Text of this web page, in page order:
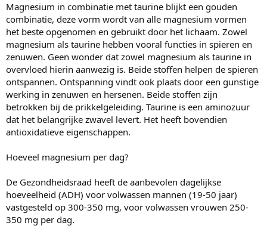
Magnesium in combinatie met taurine blijkt een gouden
combinatie, deze vorm wordt van alle magnesium vormen
het beste opgenomen en gebruikt door het lichaam. Zowel
magnesium als taurine hebben vooral functies in spieren en
zenuwen. Geen wonder dat zowel magnesium als taurine in
overvloed hierin aanwezig is. Beide stoffen helpen de spieren
ontspannen. Ontspanning vindt ook plaats door een gunstige
werking in zenuwen en hersenen. Beide stoffen zijn
betrokken bij de prikkelgeleiding. Taurine is een aminozuur
dat het belangrijke zwavel levert. Het heeft bovendien
antioxidatieve eigenschappen.
Hoeveel magnesium per dag?
De Gezondheidsraad heeft de aanbevolen dagelijkse
hoeveelheid (ADH) voor volwassen mannen (19-50 jaar)
vastgesteld op 300-350 mg, voor volwassen vrouwen 250-
350 mg per dag.